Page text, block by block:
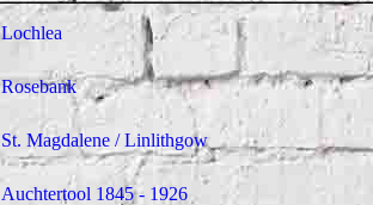
Lochlea
Rosebank
St. Magdalene / Linlithgow
Auchtertool 1845 - 1926